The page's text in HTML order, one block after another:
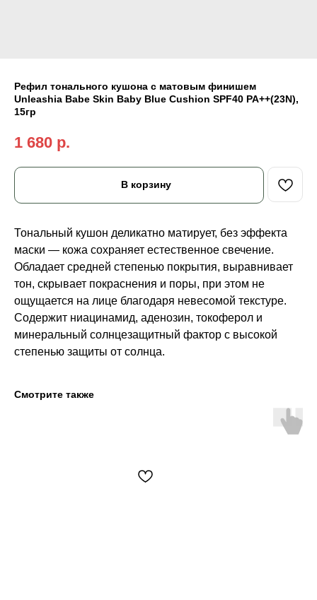
Рефил тонального кушона с матовым финишем
Unleashia Babe Skin Baby Blue Cushion SPF40 PA++(23N),
15гр
1 680 р.
В корзину
Тональный кушон деликатно матирует, без эффекта
маски — кожа сохраняет естественное свечение.
Обладает средней степенью покрытия, выравнивает
тон, скрывает покраснения и поры, при этом не
ощущается на лице благодаря невесомой текстуре.
Содержит ниацинамид, аденозин, токоферол и
минеральный солнцезащитный фактор с высокой
степенью защиты от солнца.
Смотрите также